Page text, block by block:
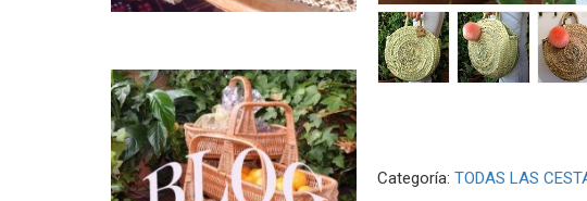
Categoría: TODAS LAS